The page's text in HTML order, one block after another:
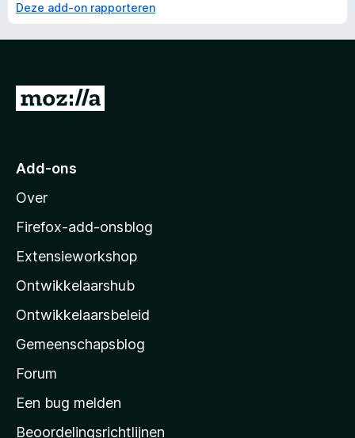
Deze add-on rapporteren
N
r
o
z
l
l
a
s
s
t
Add-ons
Over
Firefox-add-onsblog
Extensieworkshop
Ontwikkelaarshub
Ontwikkelaarsbeleid
Gemeenschapsblog
Forum
Een bug melden
Beoordelingsrichtlijnen